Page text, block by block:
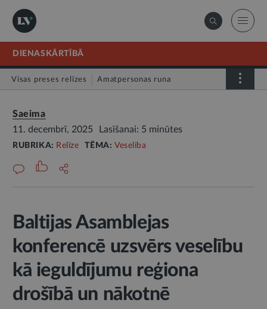
DIENASKĀRTĪBĀ
Visas preses relīzes Amatpersonas runa
Saeima
11. decembrī, 2025
Lasīšanai: 5 minūtes
RUBRIKA: Relīze TĒMA:Veselība
Baltijas Asamblejas
konferencē uzsvērs veselību
kā ieguldījumu reģiona
drošībā un nākotnē